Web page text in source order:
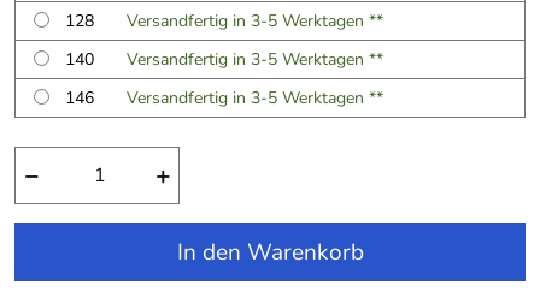
128
Versandfertig in 3-5 Werktagen **
140
Versandfertig in 3-5 Werktagen **
146
Versandfertig in 3-5 Werktagen **
− +
In den Warenkorb